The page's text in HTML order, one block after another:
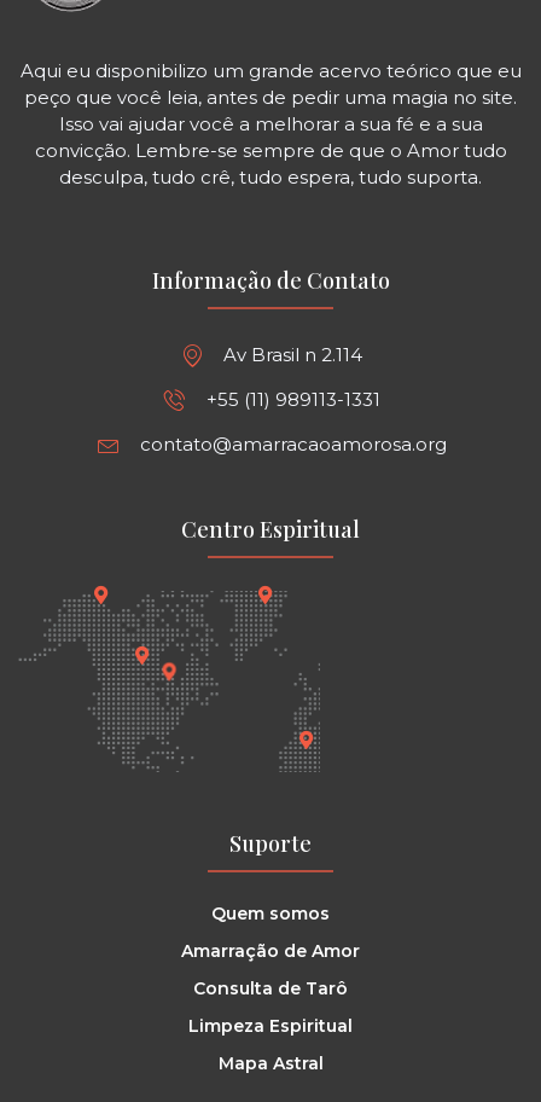
Aqui eu disponibilizo um grande acervo teórico que eu
peço que você leia, antes de pedir uma magia no site.
Isso vai ajudar você a melhorar a sua fé e a sua
convicção. Lembre-se sempre de que o Amor tudo
desculpa, tudo crê, tudo espera, tudo suporta.
Informação de Contato
Av Brasil n 2.114
+55 (11) 989113-1331
contato@amarracaoamorosa.org
Centro Espiritual
Suporte
Quem somos
Amarração de Amor
Consulta de Tarô
Limpeza Espiritual
Mapa Astral